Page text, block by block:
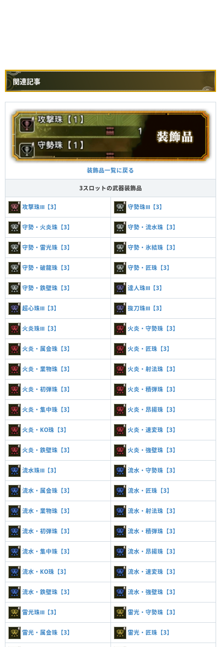
関連記事
装飾品一覧に戻る
3スロットの武器装飾品
攻撃珠Ⅲ【3】 守勢珠Ⅲ【3】
守勢・火炎珠【3】 守勢・流水珠【3】
守勢・雷光珠【3】 守勢・氷結珠【3】
守勢・破龍珠【3】 守勢・匠珠【3】
守勢・鉄壁珠【3】 達人珠Ⅲ【3】
超心珠Ⅲ【3】 抜刀珠Ⅲ【3】
火炎珠Ⅲ【3】 火炎・守勢珠【3】
火炎・属会珠【3】 火炎・匠珠【3】
火炎・業物珠【3】 火炎・射法珠【3】
火炎・初弾珠【3】 火炎・積弾珠【3】
火炎・集中珠【3】 火炎・昂揚珠【3】
火炎・KO珠【3】 火炎・速変珠【3】
火炎・鉄壁珠【3】 火炎・強壁珠【3】
流水珠Ⅲ【3】 流水・守勢珠【3】
流水・属会珠【3】 流水・匠珠【3】
流水・業物珠【3】 流水・射法珠【3】
流水・初弾珠【3】 流水・積弾珠【3】
流水・集中珠【3】 流水・昂揚珠【3】
流水・KO珠【3】 流水・速変珠【3】
流水・鉄壁珠【3】 流水・強壁珠【3】
雷光珠Ⅲ【3】 雷光・守勢珠【3】
雷光・属会珠【3】 雷光・匠珠【3】